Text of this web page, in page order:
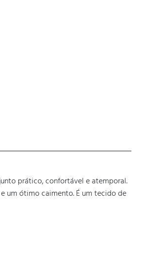
prático, confortável e atemporal.
um ótimo caimento. É um tecido de